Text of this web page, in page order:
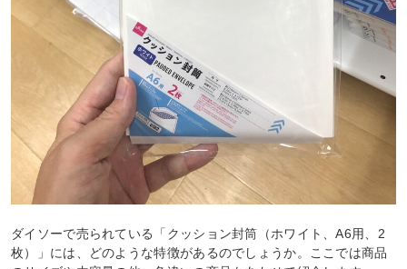
ダイソーで売られている「クッション封筒（ホワイト、A6用、2
枚）」には、どのような特徴があるのでしょうか。ここでは商品